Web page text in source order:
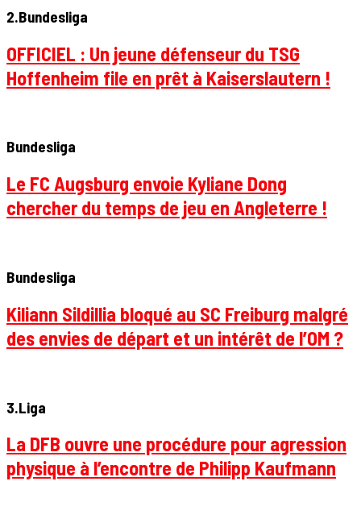
2.Bundesliga
OFFICIEL : Un jeune défenseur du TSG
Hoffenheim file en prêt à Kaiserslautern !
Bundesliga
Le FC Augsburg envoie Kyliane Dong
chercher du temps de jeu en Angleterre !
Bundesliga
Kiliann Sildillia bloqué au SC Freiburg malgré
des envies de départ et un intérêt de l’OM ?
3.Liga
La DFB ouvre une procédure pour agression
physique à l’encontre de Philipp Kaufmann